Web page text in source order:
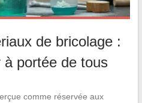
de bricolage :
portée de tous
comme réservée aux